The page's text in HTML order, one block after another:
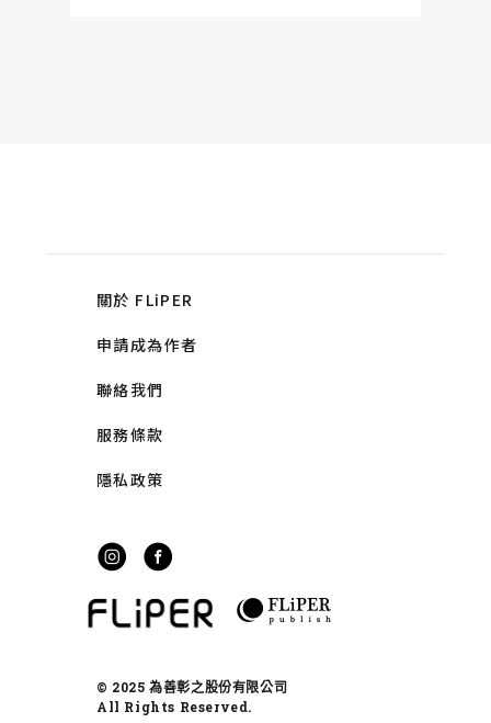
關於 FLiPER
申請成為作者
聯絡我們
服務條款
隱私政策
© 2025 為善彰之股份有限公司
All Rights Reserved.